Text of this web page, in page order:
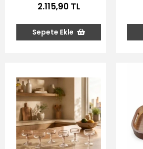
2.115,90 TL
Sepete Ekle